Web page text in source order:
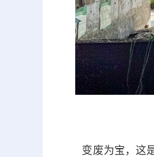
变废为宝，这是